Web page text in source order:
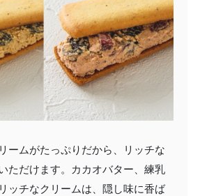
ームがたっぷりだから、リッチな
ただけます。カカオバター、練乳
ッチなクリームは、隠し味に香ば